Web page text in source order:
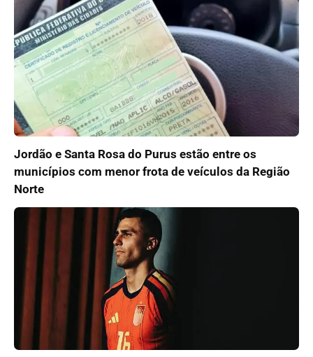
Jordão e Santa Rosa do Purus estão entre os
municípios com menor frota de veículos da Região
Norte